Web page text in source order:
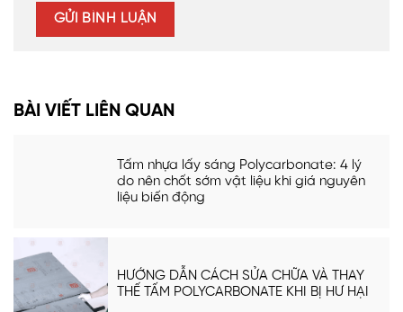
BÀI VIẾT LIÊN QUAN
Tấm nhựa lấy sáng Polycarbonate: 4 lý
do nên chốt sớm vật liệu khi giá nguyên
liệu biến động
HƯỚNG DẪN CÁCH SỬA CHỮA VÀ THAY
THẾ TẤM POLYCARBONATE KHI BỊ HƯ HẠI